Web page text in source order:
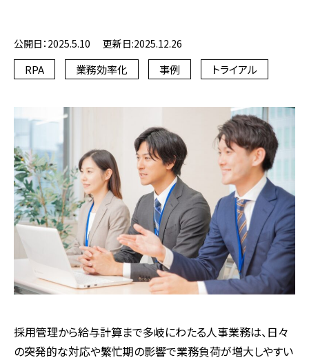
公開日：2025.5.10 更新日:2025.12.26
RPA 業務効率化 事例 トライアル
採用管理から給与計算まで多岐にわたる人事業務は、日々
の突発的な対応や繁忙期の影響で業務負荷が増大しやすい